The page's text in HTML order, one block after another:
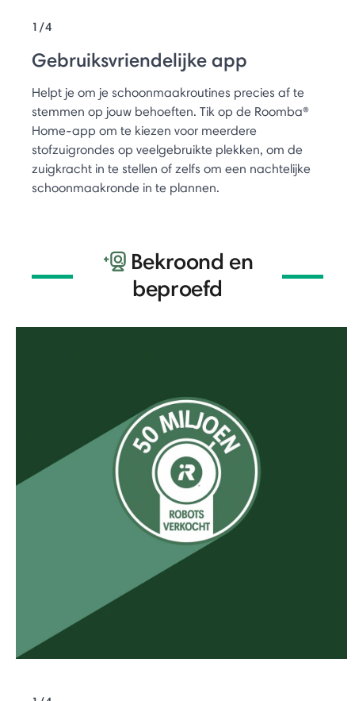
1/4
Gebruiksvriendelijke app
Helpt je om je schoonmaakroutines precies af te
stemmen op jouw behoeften. Tik op de Roomba®
Home-app om te kiezen voor meerdere
stofzuigrondes op veelgebruikte plekken, om de
zuigkracht in te stellen of zelfs om een nachtelijke
schoonmaakronde in te plannen.
Bekroond en
beproefd